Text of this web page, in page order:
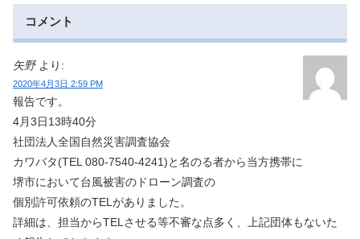
コメント
矢野 より:
2020年4月3日 2:59 PM
報告です。
4月3日13時40分
社団法人全国自然災害調査協会
カワバタ(TEL 080-7540-4241)と名のる者から当方携帯に
堺市において台風被害のドローン調査の
個別許可依頼のTELがありました。
詳細は、担当からTELさせる等不審な点多く、上記団体もないた